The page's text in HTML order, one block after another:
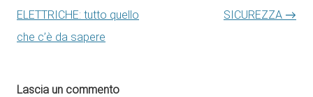
ELETTRICHE: tutto quello
che c’è da sapere
SICUREZZA →
Lascia un commento